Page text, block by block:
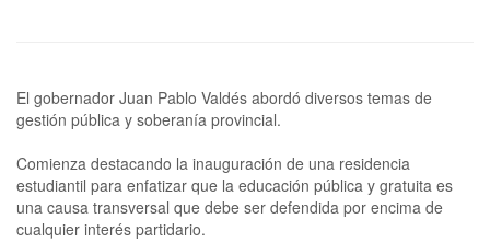
El gobernador Juan Pablo Valdés abordó diversos temas de
gestión pública y soberanía provincial.
Comienza destacando la inauguración de una residencia
estudiantil para enfatizar que la educación pública y gratuita es
una causa transversal que debe ser defendida por encima de
cualquier interés partidario.